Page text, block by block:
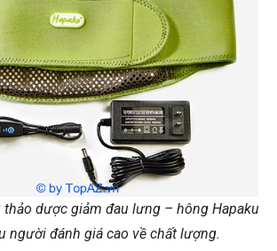
dược giảm đau lưng – hông Hapaku
người đánh giá cao về chất lượng.